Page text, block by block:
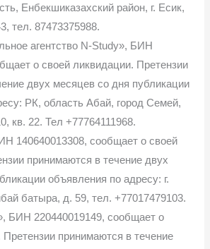
Енбекшиказахский район, г. Есик,
тел. 87473375988.
агентство N-Study», БИН
о своей ликвидации. Претензии
двух месяцев со дня публикации
РК, область Абай, город Семей,
кв. 22. Тел +77764111968.
140640013308, сообщает о своей
принимаются в течение двух
объявления по адресу: г.
батыра, д. 59, тел. +77017479103.
БИН 220440019149, сообщает о
принимаются в течение